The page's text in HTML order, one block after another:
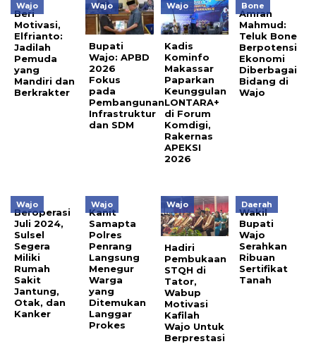
Wajo
Beri
Motivasi,
Elfrianto:
Jadilah
Pemuda
yang
Mandiri dan
Berkrakter
Wajo
Bupati
Wajo: APBD
2026
Fokus
pada
Pembangunan
Infrastruktur
dan SDM
Wajo
Kadis
Kominfo
Makassar
Paparkan
Keunggulan
LONTARA+
di Forum
Komdigi,
Rakernas
APEKSI
2026
Bone
Amran
Mahmud:
Teluk Bone
Berpotensi
Ekonomi
Diberbagai
Bidang di
Wajo
Wajo
Beroperasi
Juli 2024,
Sulsel
Segera
Miliki
Rumah
Sakit
Jantung,
Otak, dan
Kanker
Wajo
Kanit
Samapta
Polres
Penrang
Langsung
Menegur
Warga
yang
Ditemukan
Langgar
Prokes
Wajo
Hadiri
Pembukaan
STQH di
Tator,
Wabup
Motivasi
Kafilah
Wajo Untuk
Berprestasi
Daerah
Wakil
Bupati
Wajo
Serahkan
Ribuan
Sertifikat
Tanah